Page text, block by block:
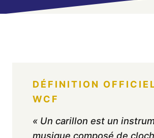
DÉFINITION
WCF
« Un carillon est un
musique composé de